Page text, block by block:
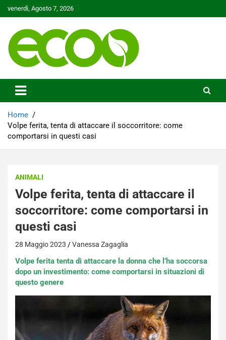
to
venerdì, Agosto 7, 2026
Ecoo.it
Home
Volpe ferita, tenta di attaccare il soccorritore: come
comportarsi in questi casi
ANIMALI
Volpe ferita, tenta di attaccare il
soccorritore: come comportarsi in
questi casi
28 Maggio 2023 Vanessa Zagaglia
Volpe ferita tenta di attaccare la donna che l’ha soccorsa
dopo un investimento: come comportarsi in situazioni di
questo genere